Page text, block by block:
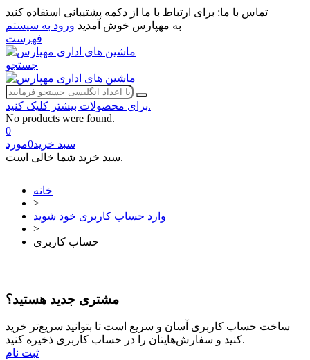
تماس با ما: برای ارتباط با ما از دکمه پشتیبانی استفاده کنید
به مهپارس خوش آمدید ورود به سیستم
فهرست
جستجو
برای محصولات بیشتر کلیک کنید.
No products were found.
0
سبد خرید0مورد
سبد خرید شما خالی است.
خانه
>
وارد حساب کاربری خود شوید
>
حساب کاربری
مشتری جدید هستید؟
ساخت حساب کاربری آسان و سریع است تا بتوانید سریع‌تر خرید
کنید و سفارش‌هایتان را در حساب کاربری ذخیره کنید.
ثبت نام